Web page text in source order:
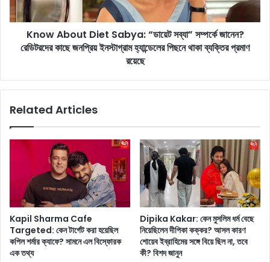
o
k
তে
ন্মু
!
দি
শা
পা
u
t
b
স
ব্যা
”
Know About Diet Sabya: “ডায়েট সব্যা” সম্পর্কে জানেন?
রেডিটরদের কাছে জনপ্রিয় ইনস্টাগ্রাম হ্যান্ডেলের পিছনে থাকা ব্যক্তির প্রমাণ
রয়েছে
Related Articles
Kapil Sharma Cafe
Targeted: কেন টার্গেট করা হয়েছিল
কপিল শর্মার ক্যাফে? সামনে এল বিস্ফোরক
এক তথ্য
Dipika Kakar: কেন মুসলিম ধর্ম বেছে
নিয়েছিলেন দীপিকা কক্কর? আসল কারণ
শোয়েব ইব্রাহিমের সঙ্গে বিয়ে ছিল না, তবে
কী? বিশদ জানুন